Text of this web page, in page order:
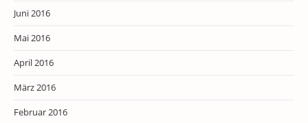
Juni 2016
Mai 2016
April 2016
März 2016
Februar 2016